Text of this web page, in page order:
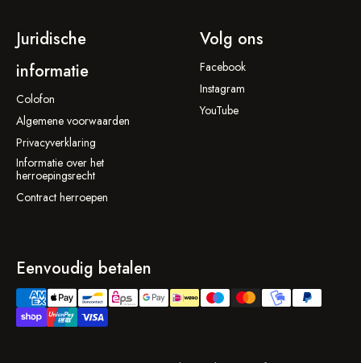
Juridische
informatie
Colofon
Algemene voorwaarden
Privacyverklaring
Informatie over het
herroepingsrecht
Contract herroepen
Volg ons
Facebook
Instagram
YouTube
Eenvoudig betalen